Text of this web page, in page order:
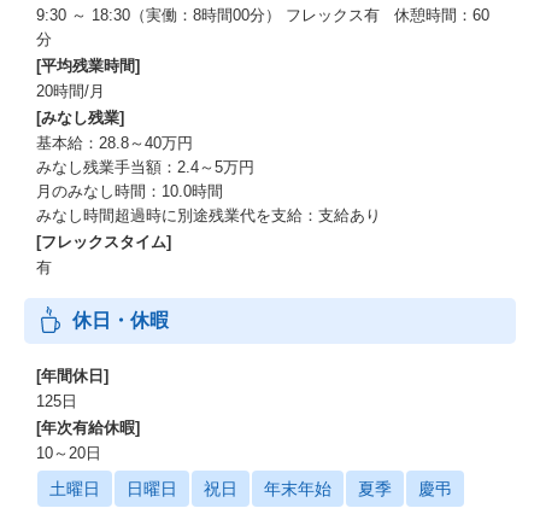
9:30 ～ 18:30（実働：8時間00分） フレックス有 休憩時間：60
分
[平均残業時間]
20時間/月
[みなし残業]
基本給：28.8～40万円
みなし残業手当額：2.4～5万円
月のみなし時間：10.0時間
みなし時間超過時に別途残業代を支給：支給あり
[フレックスタイム]
有
休日・休暇
[年間休日]
125日
[年次有給休暇]
10～20日
土曜日 日曜日 祝日 年末年始 夏季 慶弔